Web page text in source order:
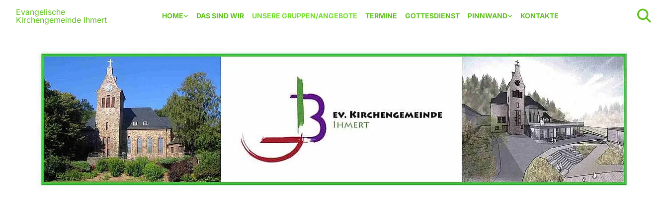
Evangelische
Kirchengemeinde Ihmert
HOME DAS SIND WIR UNSERE GRUPPEN/ANGEBOTE TERMINE GOTTESDIENST PINNWAND KONTAKTE